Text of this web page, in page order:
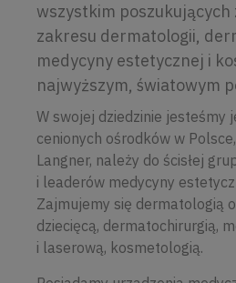
wszystkim poszukujących
zakresu dermatologii,
medycyny estetycznej i
najwyższym, światowym
W swojej dziedzinie jesteśmy
cenionych ośrodków w
Langner, należy do ścisłej
i leaderów medycyny
Zajmujemy się dermatologią
dziecięcą, dermatochirurgią,
i laserową, kosmetologią.